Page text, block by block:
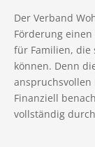
Der Verband
Förderung einen
für Familien, die
können. Denn
Finanziell
vollständig